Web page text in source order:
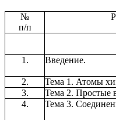
№
п/п
1.
Введение.
2.
Тема 1. Атомы
3.
Тема 2. Простые
4.
Тема 3.